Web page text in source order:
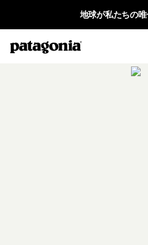
地球が私たちの